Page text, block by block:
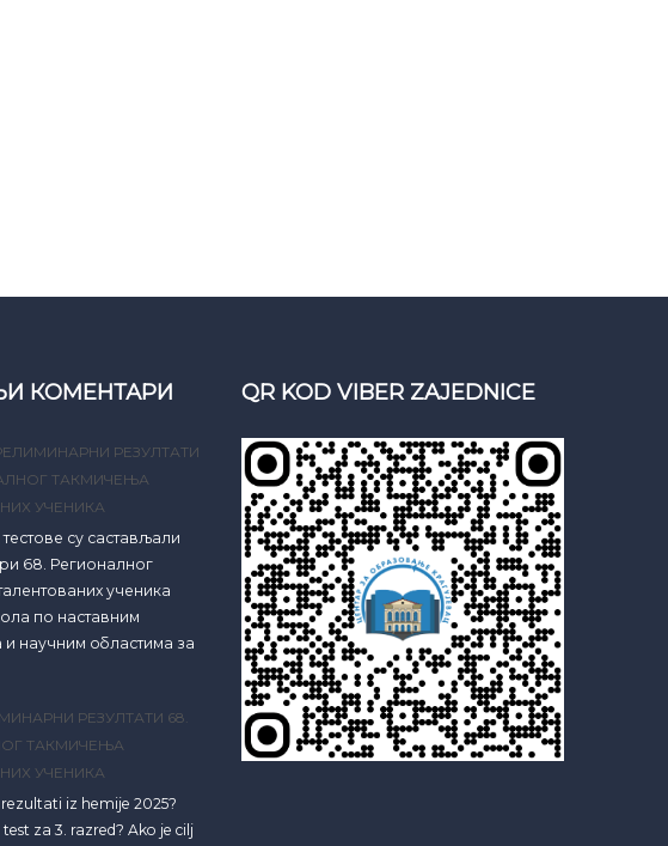
КОМЕНТАРИ
РЕЗУЛТАТИ
ТАКМИЧЕЊА
УЧЕНИКА
су састављали
68. Регионалног
ученика
по наставним
научним областима за
РЕЗУЛТАТИ 68.
ТАКМИЧЕЊА
УЧЕНИКА
iz hemije 2025?
za 3. razred? Ako je cilj
QR KOD VIBER ZAJEDNICE